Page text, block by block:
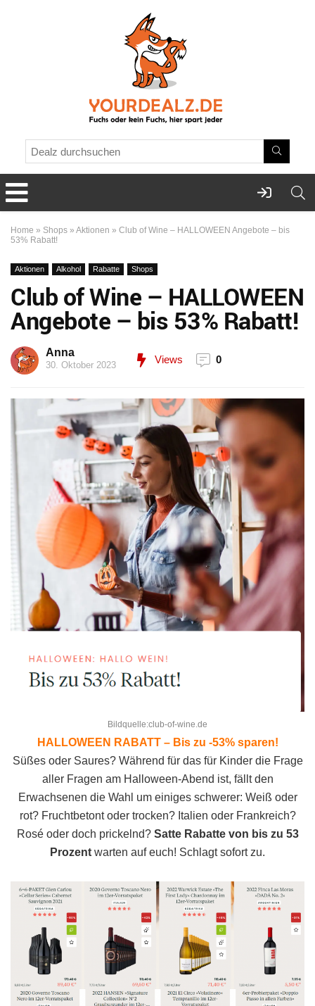
Home » Shops » Aktionen » Club of Wine – HALLOWEEN Angebote – bis
53% Rabatt!
Aktionen Alkohol Rabatte Shops
Club of Wine – HALLOWEEN
Angebote – bis 53% Rabatt!
Anna
30. Oktober 2023 Views 0
Bildquelle:club-of-wine.de
HALLOWEEN RABATT – Bis zu -53% sparen!
Süßes oder Saures? Während für das für Kinder die Frage
aller Fragen am Halloween-Abend ist, fällt den
Erwachsenen die Wahl um einiges schwerer: Weiß oder
rot? Fruchtbetont oder trocken? Italien oder Frankreich?
Rosé oder doch prickelnd? Satte Rabatte von bis zu 53
Prozent warten auf euch! Schlagt sofort zu.